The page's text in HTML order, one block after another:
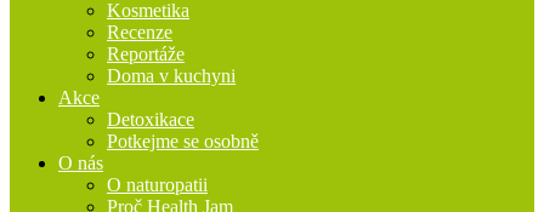
Kosmetika
Recenze
Reportáže
Doma v kuchyni
Akce
Detoxikace
Potkejme se osobně
O nás
O naturopatii
Proč Health Jam